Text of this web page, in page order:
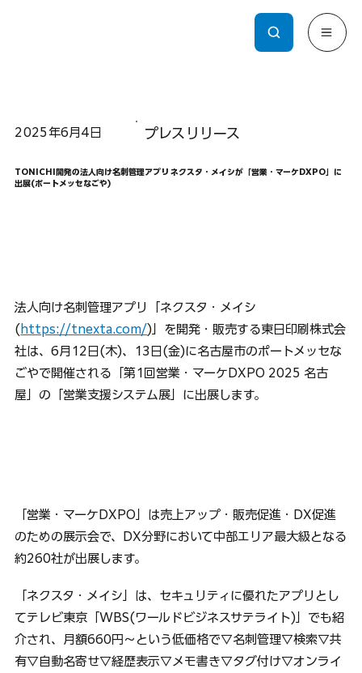
2025年6月4日 プレスリリース
TONICHI開発の法人向け名刺管理アプリ ネクスタ・メイシが「営業・マーケDXPO」に
出展(ポートメッセなごや)
法人向け名刺管理アプリ「ネクスタ・メイシ
( https://tnexta.com/ )」を開発・販売する東日印刷株式会
社は、6月12日(木)、13日(金)に名古屋市のポートメッセな
ごやで開催される「第1回営業・マーケDXPO 2025 名古
屋」の「営業支援システム展」に出展します。
「営業・マーケDXPO」は売上アップ・販売促進・DX促進
のための展示会で、DX分野において中部エリア最大級となる
約260社が出展します。
「ネクスタ・メイシ」は、セキュリティに優れたアプリとし
てテレビ東京「WBS(ワールドビジネスサテライト)」でも紹
介され、月額660円～という低価格で▽名刺管理▽検索▽共
有▽自動名寄せ▽経歴表示▽メモ書き▽タグ付け▽オンライ